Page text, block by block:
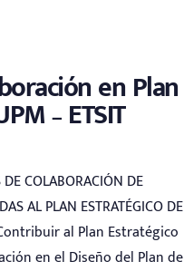
en Plan
– ETSIT
COLABORACIÓN DE
AL PLAN ESTRATÉGICO DE
Contribuir al Plan Estratégico
en el Diseño del Plan de